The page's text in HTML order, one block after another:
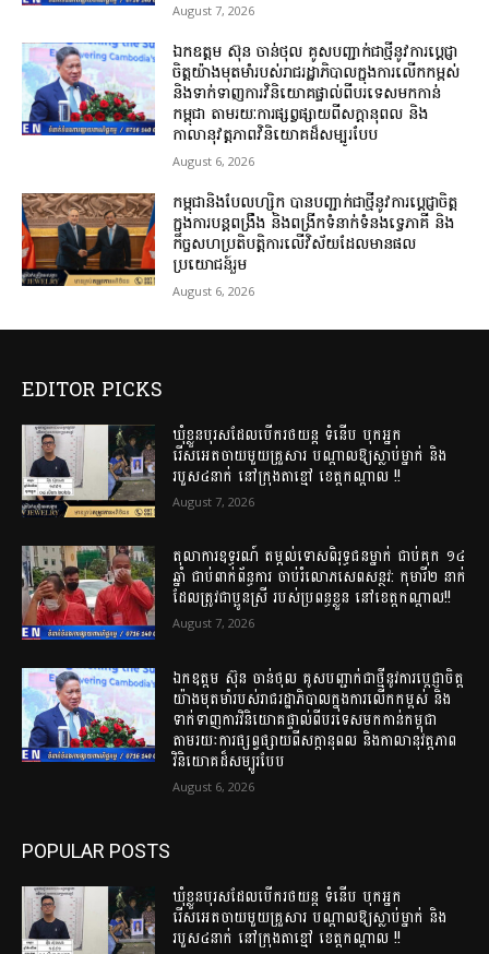
August 7, 2026
ឯកឧត្តម ស៊ុន ចាន់ថុល គូសបញ្ជាក់ជាថ្មីនូវការប្តេជ្ញា
ចិត្តយ៉ាងមុតមាំរបស់រាជរដ្ឋាភិបាលក្នុងការលើកកម្ពស់
និងទាក់ទាញការវិនិយោគផ្ទាល់ពីបរទេសមកកាន់
កម្ពុជា តាមរយៈការផ្សព្វផ្សាយពីសក្ដានុពល និង
កាលានុវត្តភាពវិនិយោគដ៏សម្បូរបែប
August 6, 2026
កម្ពុជានិងបែលហ្ស៊ិក បានបញ្ជាក់ជាថ្មីនូវការប្តេជ្ញាចិត្ត
ក្នុងការបន្តពង្រឹង និងពង្រីកទំនាក់ទំនងទ្វេភាគី និង
កិច្ចសហប្រតិបត្តិការលើវិស័យដែលមានផល
ប្រយោជន៍រួម
August 6, 2026
EDITOR PICKS
ឃុំខ្លួនបុរសដែលបើករថយន្ត ទំនើប បុកអ្នក
រើសអេតចាយមួយគ្រួសារ បណ្ដាលឱ្យស្លាប់ម្នាក់ និង
របួស៤នាក់ នៅក្រុងតាខ្មៅ ខេត្តកណ្តាល !!
August 7, 2026
តុលាការឧទ្ធរណ៍ តម្កល់ទោសពិរុទ្ធជនម្នាក់ ជាប់គុក ១៤
ឆ្នាំ ជាប់ពាក់ព័ន្ធការ ចាប់រំលោភសេពសន្ថវ: កុមារី២ នាក់
ដែលត្រូវជាប្អូនស្រី របស់ប្រពន្ធខ្លួន នៅខេត្តកណ្ដាល!!
August 7, 2026
ឯកឧត្តម ស៊ុន ចាន់ថុល គូសបញ្ជាក់ជាថ្មីនូវការប្តេជ្ញាចិត្ត
យ៉ាងមុតមាំរបស់រាជរដ្ឋាភិបាលក្នុងការលើកកម្ពស់ និង
ទាក់ទាញការវិនិយោគផ្ទាល់ពីបរទេសមកកាន់កម្ពុជា
តាមរយៈការផ្សព្វផ្សាយពីសក្ដានុពល និងកាលានុវត្តភាព
វិនិយោគដ៏សម្បូរបែប
August 6, 2026
POPULAR POSTS
ឃុំខ្លួនបុរសដែលបើករថយន្ត ទំនើប បុកអ្នក
រើសអេតចាយមួយគ្រួសារ បណ្ដាលឱ្យស្លាប់ម្នាក់ និង
របួស៤នាក់ នៅក្រុងតាខ្មៅ ខេត្តកណ្តាល !!